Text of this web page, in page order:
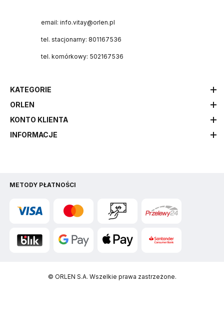
email: info.vitay@orlen.pl
tel. stacjonarny: 801167536
tel. komórkowy: 502167536
KATEGORIE
ORLEN
KONTO KLIENTA
INFORMACJE
METODY PŁATNOŚCI
© ORLEN S.A. Wszelkie prawa zastrzeżone.